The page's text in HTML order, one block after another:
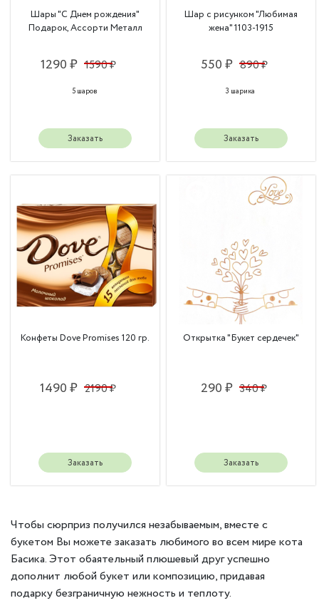
Шары "С Днем рождения"
Подарок, Ассорти Металл
1290 ₽ 1590 ₽
5 шаров
Заказать
Шар с рисунком "Любимая
жена" 1103-1915
550 ₽ 890 ₽
3 шарика
Заказать
Конфеты Dove Promises 120 гр.
1490 ₽ 2190 ₽
Заказать
Открытка "Букет сердечек"
290 ₽ 340 ₽
Заказать
Чтобы сюрприз получился незабываемым, вместе с
букетом Вы можете заказать любимого во всем мире кота
Басика. Этот обаятельный плюшевый друг успешно
дополнит любой букет или композицию, придавая
подарку безграничную нежность и теплоту.